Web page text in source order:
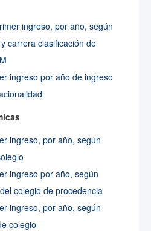
ingreso, por año, según
carrera clasificación de
ingreso por año de ingreso
ingreso, por año, según
ingreso por año, según
colegio de procedencia
ingreso, por año, según
colegio